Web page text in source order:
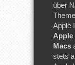
über
Apple
Apple
Macs
stets